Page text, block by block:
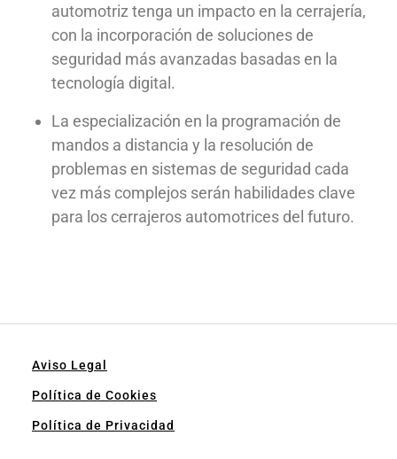
automotriz tenga un impacto en la cerrajería,
con la incorporación de soluciones de
seguridad más avanzadas basadas en la
tecnología digital.
La especialización en la programación de
mandos a distancia y la resolución de
problemas en sistemas de seguridad cada
vez más complejos serán habilidades clave
para los cerrajeros automotrices del futuro.
Aviso Legal
Política de Cookies
Política de Privacidad